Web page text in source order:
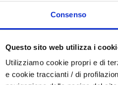
Consenso
Questo sito web utilizza i
Utilizziamo cookie propri e di
e cookie traccianti / di
Pâques 2026
dans la province de Rimini